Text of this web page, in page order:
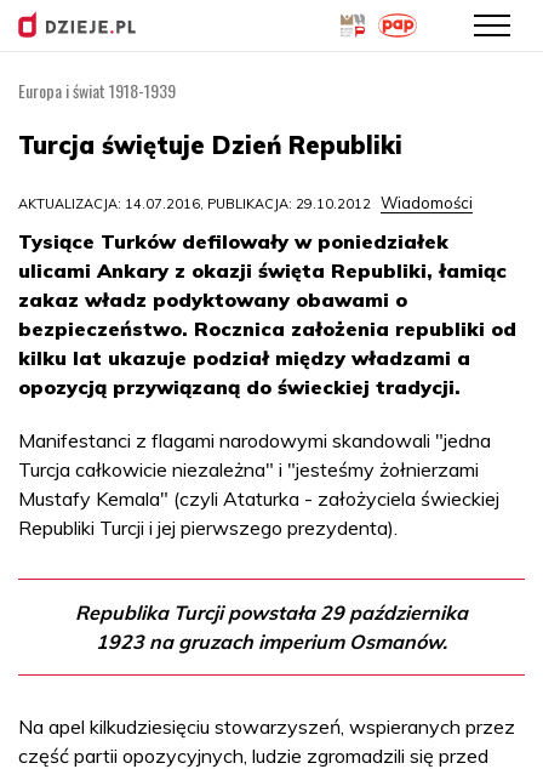
treści
Europa i świat 1918-1939
Turcja świętuje Dzień Republiki
AKTUALIZACJA: 14.07.2016, PUBLIKACJA: 29.10.2012 Wiadomości
Tysiące Turków defilowały w poniedziałek
ulicami Ankary z okazji święta Republiki, łamiąc
zakaz władz podyktowany obawami o
bezpieczeństwo. Rocznica założenia republiki od
kilku lat ukazuje podział między władzami a
opozycją przywiązaną do świeckiej tradycji.
Manifestanci z flagami narodowymi skandowali "jedna
Turcja całkowicie niezależna" i "jesteśmy żołnierzami
Mustafy Kemala" (czyli Ataturka - założyciela świeckiej
Republiki Turcji i jej pierwszego prezydenta).
Republika Turcji powstała 29 października
1923 na gruzach imperium Osmanów.
Na apel kilkudziesięciu stowarzyszeń, wspieranych przez
część partii opozycyjnych, ludzie zgromadzili się przed